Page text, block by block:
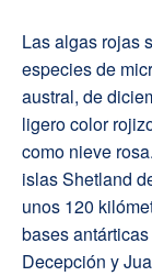
Las algas rojas
especies de
austral, de
ligero color
como nieve
islas Shetland
unos 120
bases antárticas
Decepción y